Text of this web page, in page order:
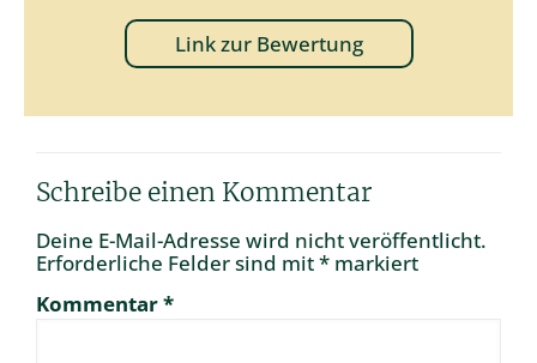
Link zur Bewertung
Schreibe einen Kommentar
Deine E-Mail-Adresse wird nicht veröffentlicht.
Erforderliche Felder sind mit* markiert
Kommentar*